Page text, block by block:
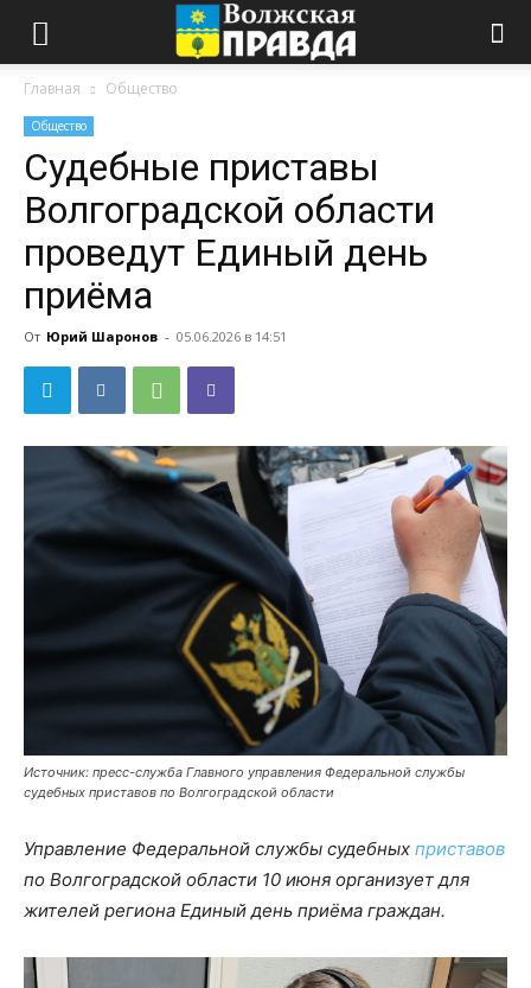
Главная Общество
Общество
Судебные приставы
Волгоградской области
проведут Единый день
приёма
От Юрий Шаронов - 05.06.2026 в 14:51
Источник: пресс-служба Главного управления Федеральной службы
судебных приставов по Волгоградской области
Управление Федеральной службы судебных приставов
по Волгоградской области 10 июня организует для
жителей региона Единый день приёма граждан.